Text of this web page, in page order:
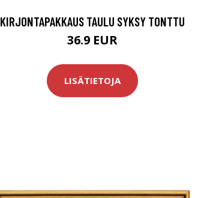
KIRJONTAPAKKAUS TAULU SYKSY TONTTU
36.9 EUR
LISÄTIETOJA